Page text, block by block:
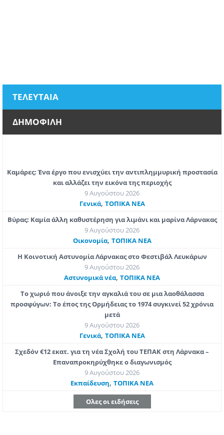
ΤΕΛΕΥΤΑΙΑ
ΔΗΜΟΦΙΛΗ
Καμάρες: Ένα έργο που ενισχύει την αντιπλημμυρική προστασία
και αλλάζει την εικόνα της περιοχής
9 Αυγούστου 2026
Γενικά, ΤΟΠΙΚΑ ΝΕΑ
Βύρας: Καμία άλλη καθυστέρηση για λιμάνι και μαρίνα Λάρνακας
9 Αυγούστου 2026
Οικονομία, ΤΟΠΙΚΑ ΝΕΑ
Η Κοινοτική Αστυνομία Λάρνακας στο Φεστιβάλ Λευκάρων
9 Αυγούστου 2026
Aστυνομικά νέα, ΤΟΠΙΚΑ ΝΕΑ
Το χωριό που άνοιξε την αγκαλιά του σε μια λαοθάλασσα
προσφύγων: Το έπος της Ορμήδειας το 1974 συγκινεί 52 χρόνια
μετά
9 Αυγούστου 2026
Γενικά, ΤΟΠΙΚΑ ΝΕΑ
Σχεδόν €12 εκατ. για τη νέα Σχολή του ΤΕΠΑΚ στη Λάρνακα –
Επαναπροκηρύχθηκε ο διαγωνισμός
9 Αυγούστου 2026
Εκπαίδευση, ΤΟΠΙΚΑ ΝΕΑ
Ολες οι ειδήσεις